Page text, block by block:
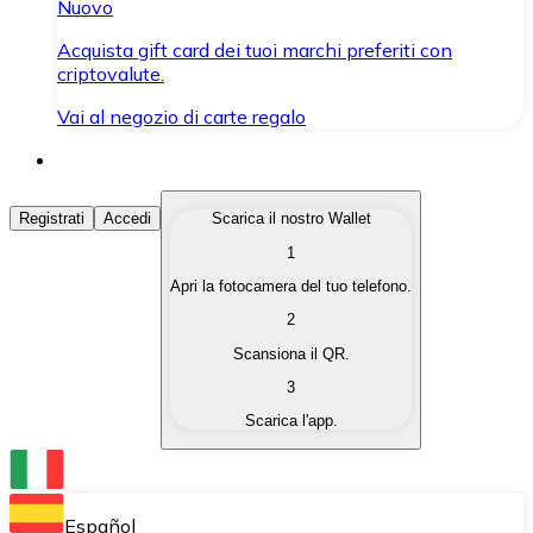
Nuovo
Acquista gift card dei tuoi marchi preferiti con
criptovalute.
Vai al negozio di carte regalo
Acquista Criptovalute
Acquista le criptovalute che ti interessano in modo
Converti le tue criptovalute in valuta fiat quando ne
Scambia una criptovaluta con un'altra
Conserva le tue cripto in un Wallet self-custodial.
Registrati Accedi
Scarica il nostro Wallet
1
Apri la fotocamera del tuo telefono.
2
Scansiona il QR.
3
Scarica l'app.
Español